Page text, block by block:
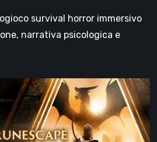
survival horror immersivo
narrativa psicologica e